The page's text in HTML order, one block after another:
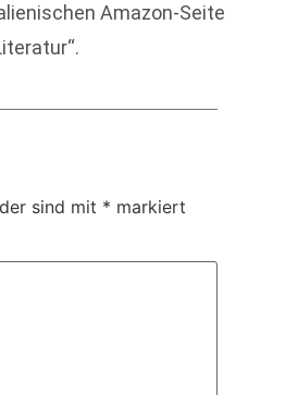
Amazon-Seite
sind mit * markiert